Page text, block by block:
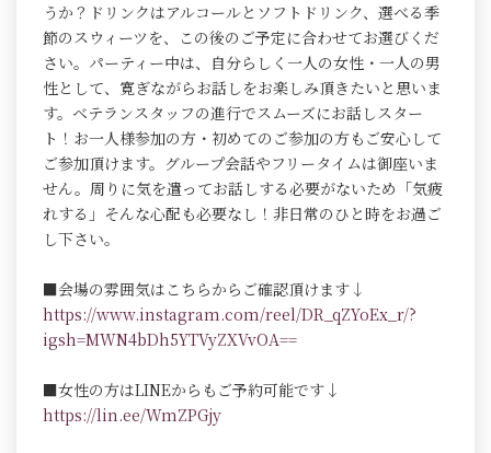
うか？ドリンクはアルコールとソフトドリンク、選べる季
節のスウィーツを、この後のご予定に合わせてお選びくだ
さい。パーティー中は、自分らしく一人の女性・一人の男
性として、寛ぎながらお話しをお楽しみ頂きたいと思いま
す。ベテランスタッフの進行でスムーズにお話しスター
ト！お一人様参加の方・初めてのご参加の方もご安心して
ご参加頂けます。グループ会話やフリータイムは御座いま
せん。周りに気を遣ってお話しする必要がないため「気疲
れする」そんな心配も必要なし！非日常のひと時をお過ご
し下さい。
■会場の雰囲気はこちらからご確認頂けます↓
https://www.instagram.com/reel/DR_qZYoEx_r/?
igsh=MWN4bDh5YTVyZXVvOA==
■女性の方はLINEからもご予約可能です↓
https://lin.ee/WmZPGjy